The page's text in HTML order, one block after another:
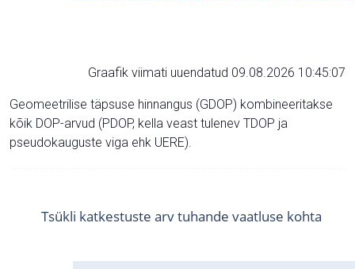
Graafik viimati uuendatud 09.08.2026 10:45:07
Geomeetrilise täpsuse hinnangus (GDOP) kombineeritakse
kõik DOP-arvud (PDOP, kella veast tulenev TDOP ja
pseudokauguste viga ehk UERE).
Tsükli katkestuste arv tuhande vaatluse kohta